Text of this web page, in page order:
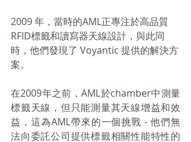
2009 年，當時的AML正專注於高品質
RFID標籤和讀寫器天線設計，與此同
時，他們發現了 Voyantic 提供的解決方
案。
在2009年之前，AML於chamber中測量
標籤天線，但只能測量其天線增益和效
益，這為AML帶來的一個挑戰 - 他們無
法向委託公司提供標籤相關性能特性的